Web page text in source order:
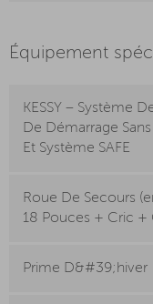
Équipement
KESSY – Système
De Démarrage
Et Système SAFE
Roue De Secours
18 Pouces + Cric +
Prime D&#39;hiver